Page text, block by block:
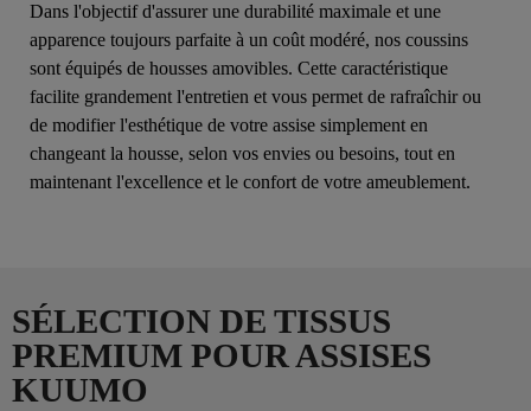
Dans l'objectif d'assurer une durabilité maximale et une
apparence toujours parfaite à un coût modéré, nos coussins
sont équipés de housses amovibles. Cette caractéristique
facilite grandement l'entretien et vous permet de rafraîchir ou
de modifier l'esthétique de votre assise simplement en
changeant la housse, selon vos envies ou besoins, tout en
maintenant l'excellence et le confort de votre ameublement.
SÉLECTION DE TISSUS
PREMIUM POUR ASSISES
KUUMO